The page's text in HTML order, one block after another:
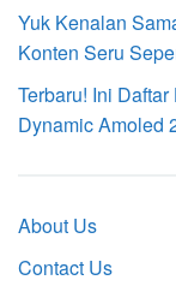
Yuk Kenalan
Konten Seru
Terbaru! Ini
Dynamic Amoled
About Us
Contact Us